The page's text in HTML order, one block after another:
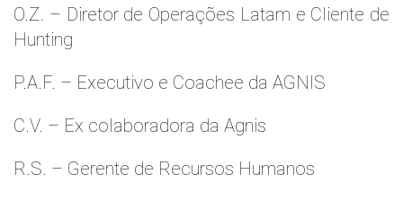
O.Z. – Diretor de Operações Latam e Cliente de
Hunting
P.A.F. – Executivo e Coachee da AGNIS
C.V. – Ex colaboradora da Agnis
R.S. – Gerente de Recursos Humanos